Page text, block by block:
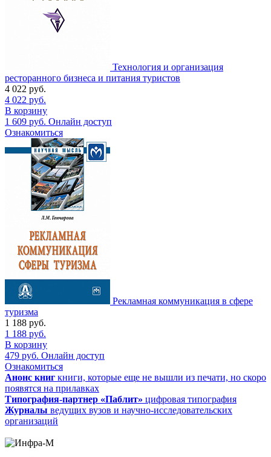
Технология и организация
ресторанного бизнеса и питания туристов
4 022 руб.
4 022 руб.
В корзину
1 609 руб. Онлайн доступ
Ознакомиться
Рекламная коммуникация в сфере
туризма
1 188 руб.
1 188 руб.
В корзину
479 руб. Онлайн доступ
Ознакомиться
Анонс книг книги, которые еще не вышли из печати, но скоро
появятся на прилавках
Типография-партнер «Паблит» цифровая типография
Журналы ведущих вузов и научно-исследовательских
организаций